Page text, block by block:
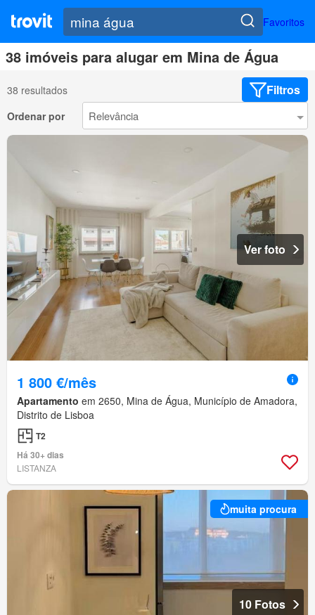
Favoritos
38 imóveis para alugar em Mina de Água
38 resultados Filtros
Ordenar por
Ver foto
1 800 €/mês
Apartamento em 2650, Mina de Água, Município de Amadora,
Distrito de Lisboa
T2
Há 30+ dias
LISTANZA
muita procura
10 Fotos